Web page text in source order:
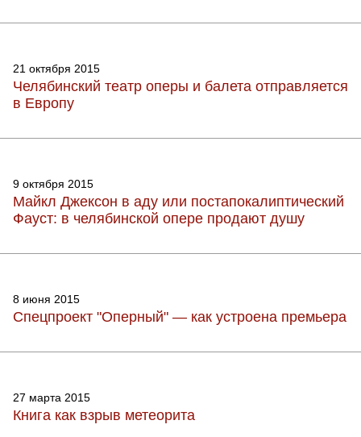
21 октября 2015
Челябинский театр оперы и балета отправляется
в Европу
9 октября 2015
Майкл Джексон в аду или постапокалиптический
Фауст: в челябинской опере продают душу
8 июня 2015
Спецпроект "Оперный" — как устроена премьера
27 марта 2015
Книга как взрыв метеорита